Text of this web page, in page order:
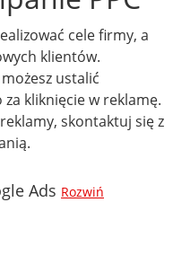
cele firmy, a
klientów.
ustalić
za kliknięcie w reklamę.
skontaktuj się z
Ads Rozwiń